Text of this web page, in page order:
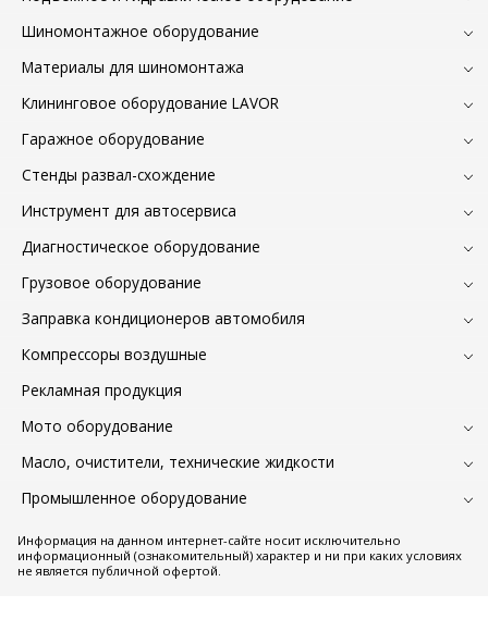
Шиномонтажное оборудование
Материалы для шиномонтажа
Клининговое оборудование LAVOR
Гаражное оборудование
Стенды развал-схождение
Инструмент для автосервиса
Диагностическое оборудование
Грузовое оборудование
Заправка кондиционеров автомобиля
Компрессоры воздушные
Рекламная продукция
Мото оборудование
Масло, очистители, технические жидкости
Промышленное оборудование
Информация на данном интернет-сайте носит исключительно
информационный (ознакомительный) характер и ни при каких условиях
не является публичной офертой.